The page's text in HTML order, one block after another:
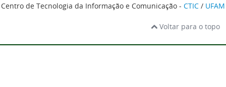
Centro de Tecnologia da Informação e Comunicação - CTIC / UFAM
Voltar para o topo